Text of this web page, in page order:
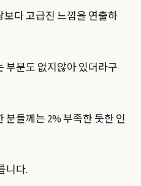
다 고급진 느낌을 연출하
부분도 없지않아 있더라구
분들께는 2% 부족한 듯한 인
니다.